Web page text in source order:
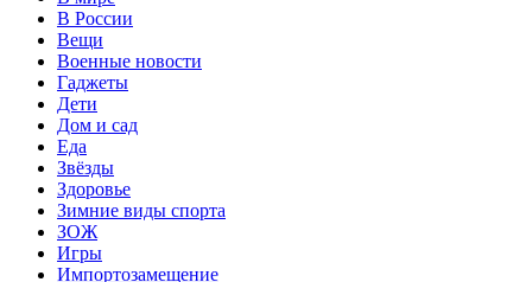
В России
Вещи
Военные новости
Гаджеты
Дети
Дом и сад
Еда
Звёзды
Здоровье
Зимние виды спорта
ЗОЖ
Игры
Импортозамещение